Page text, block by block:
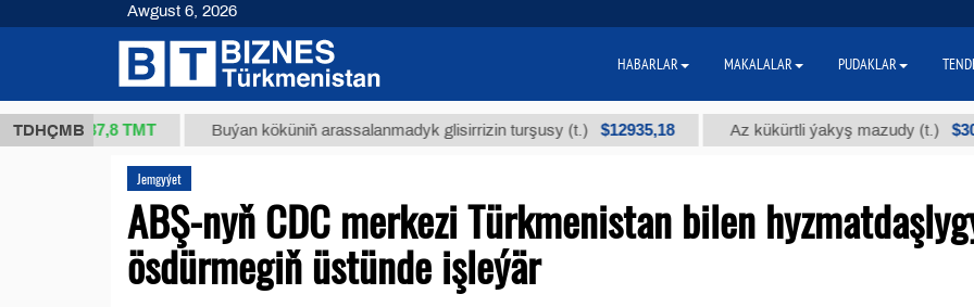
TDHÇMB
37,8 ТМТ Buýan köküniň arassalanmadyk glisirrizin turşusy (t.) $12935,18 Az kükürtli ýakyş mazudy (t.) $300
Jemgyýet
ABŞ-nyň CDC merkezi Türkmenistan bilen
ösdürmegiň üstünde işleýär
Awgust 6, 2026
HABARLAR MAKALALAR PUDAKLAR